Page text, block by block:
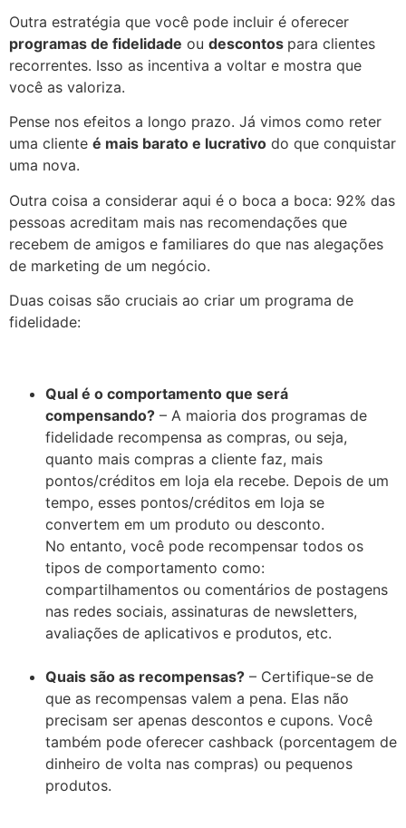
Outra estratégia que você pode incluir é oferecer
programas de fidelidade ou descontos para clientes
recorrentes. Isso as incentiva a voltar e mostra que
você as valoriza.
Pense nos efeitos a longo prazo. Já vimos como reter
uma cliente é mais barato e lucrativo do que conquistar
uma nova.
Outra coisa a considerar aqui é o boca a boca: 92% das
pessoas acreditam mais nas recomendações que
recebem de amigos e familiares do que nas alegações
de marketing de um negócio.
Duas coisas são cruciais ao criar um programa de
fidelidade:
Qual é o comportamento que será
compensando? – A maioria dos programas de
fidelidade recompensa as compras, ou seja,
quanto mais compras a cliente faz, mais
pontos/créditos em loja ela recebe. Depois de um
tempo, esses pontos/créditos em loja se
convertem em um produto ou desconto.
No entanto, você pode recompensar todos os
tipos de comportamento como:
compartilhamentos ou comentários de postagens
nas redes sociais, assinaturas de newsletters,
avaliações de aplicativos e produtos, etc.
Quais são as recompensas? – Certifique-se de
que as recompensas valem a pena. Elas não
precisam ser apenas descontos e cupons. Você
também pode oferecer cashback (porcentagem de
dinheiro de volta nas compras) ou pequenos
produtos.